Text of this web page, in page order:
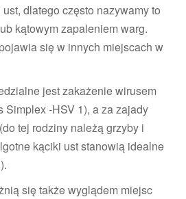
dlatego często nazywamy to
kątowym zapaleniem warg.
się w innych miejscach w
jest zakażenie wirusem
Simplex -HSV 1), a za zajady
tej rodziny należą grzyby i
kąciki ust stanowią idealne
się także wyglądem miejsc